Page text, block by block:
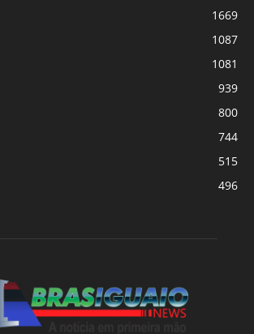
1669
1087
1081
939
800
744
515
496